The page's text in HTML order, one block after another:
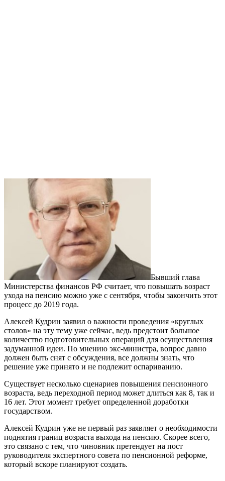
Бывший глава
Министерства финансов РФ считает, что повышать возраст
ухода на пенсию можно уже с сентября, чтобы закончить этот
процесс до 2019 года.
Алексей Кудрин заявил о важности проведения «круглых
столов» на эту тему уже сейчас, ведь предстоит большое
количество подготовительных операций для осуществления
задуманной идеи. По мнению экс-министра, вопрос давно
должен быть снят с обсуждения, все должны знать, что
решение уже принято и не подлежит оспариванию.
Существует несколько сценариев повышения пенсионного
возраста, ведь переходной период может длиться как 8, так и
16 лет. Этот момент требует определенной доработки
государством.
Алексей Кудрин уже не первый раз заявляет о необходимости
поднятия границ возраста выхода на пенсию. Скорее всего,
это связано с тем, что чиновник претендует на пост
руководителя экспертного совета по пенсионной реформе,
который вскоре планируют создать.